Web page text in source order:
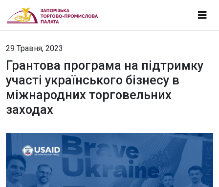
29 Травня, 2023
Грантова програма на підтримку
участі українського бізнесу в
міжнародних торговельних
заходах